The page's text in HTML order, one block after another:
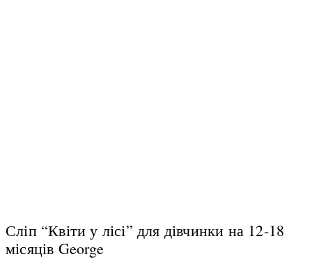
Сліп “Квіти у лісі” для дівчинки на 12-18
місяців George